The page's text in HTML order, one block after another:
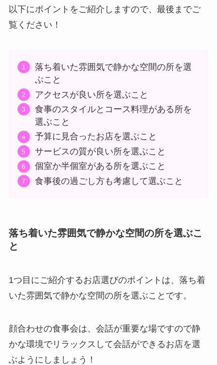
以下にポイントをご紹介しますので、最後までご
覧ください！
落ち着いた雰囲気で静かな空間の所を選
ぶこと
アクセスが良い所を選ぶこと
食事のスタイルとコース料理がある所を
選ぶこと
予算に見合ったお店を選ぶこと
サービスの質が良い所を選ぶこと
個室か半個室がある所を選ぶこと
食事後の過ごし方も考慮して選ぶこと
落ち着いた雰囲気で静かな空間の所を選ぶこ
と
1つ目にご紹介するお店選びのポイントは、落ち着
いた雰囲気で静かな空間の所を選ぶことです。
顔合わせの食事会は、会話が重要な場ですので静
かな環境でリラックスして会話ができるお店を選
ぶようにしましょう！